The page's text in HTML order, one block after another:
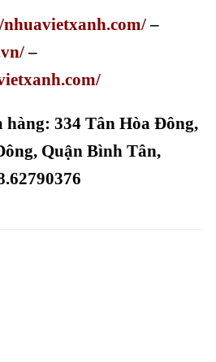
–
–
hàng: 334 Tân Hòa Đông,
Quận Bình Tân,